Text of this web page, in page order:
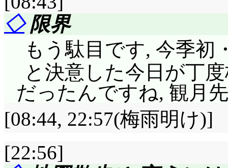
んでした(いや, 才能は
2,980円のランニン
躇する唯。それ, 何か
て意味ですか? たま
車に乗せて貰って, 参
あるならなんとか頑
に今日歩やったりは
動の後に糖分の補給,
◇限界
もう駄目です, 今季初
と決意した今日が丁
だったんですね, 観月
[08:44, 22:57(梅雨明け)]
[22:56]